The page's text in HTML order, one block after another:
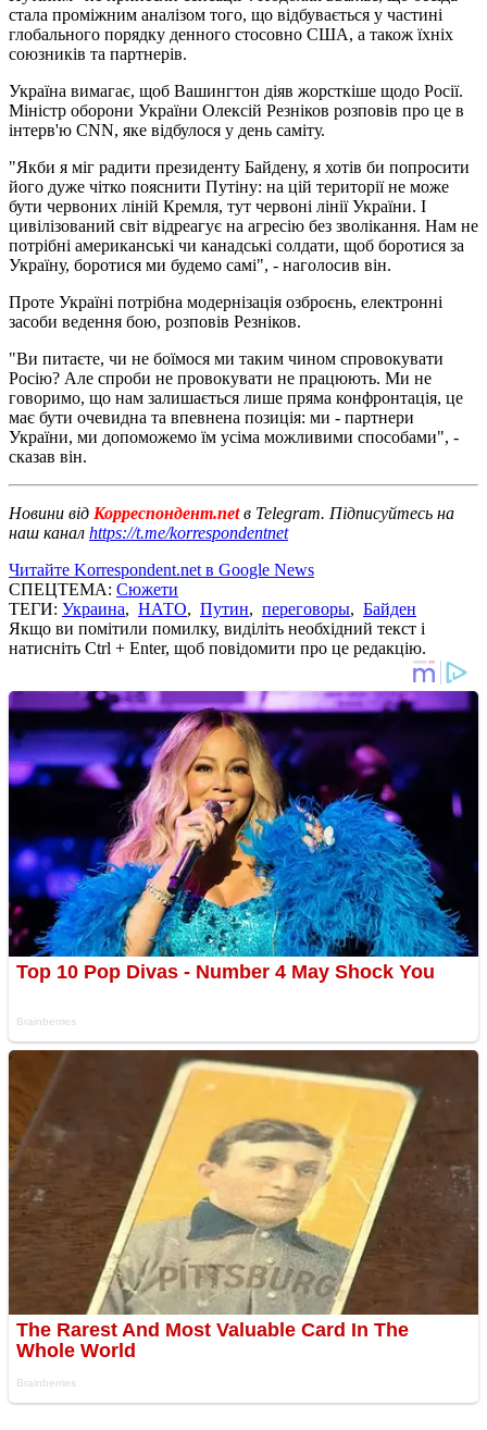
стала проміжним аналізом того, що відбувається у частині
глобального порядку денного стосовно США, а також їхніх
союзників та партнерів.
Україна вимагає, щоб Вашингтон діяв жорсткіше щодо Росії.
Міністр оборони України Олексій Резніков розповів про це в
інтерв'ю CNN, яке відбулося у день саміту.
"Якби я міг радити президенту Байдену, я хотів би попросити
його дуже чітко пояснити Путіну: на цій території не може
бути червоних ліній Кремля, тут червоні лінії України. І
цивілізований світ відреагує на агресію без зволікання. Нам не
потрібні американські чи канадські солдати, щоб боротися за
Україну, боротися ми будемо самі", - наголосив він.
Проте Україні потрібна модернізація озброєнь, електронні
засоби ведення бою, розповів Резніков.
"Ви питаєте, чи не боїмося ми таким чином спровокувати
Росію? Але спроби не провокувати не працюють. Ми не
говоримо, що нам залишається лише пряма конфронтація, це
має бути очевидна та впевнена позиція: ми - партнери
України, ми допоможемо їм усіма можливими способами", -
сказав він.
Новини від Корреспондент.netв Telegram. Підписуйтесь на
наш канал https://t.me/korrespondentnet
Читайте Korrespondent.net в Google News
СПЕЦТЕМА: Сюжети
ТЕГИ: Украина, НАТО, Путин, переговоры, Байден
Якщо ви помітили помилку, виділіть необхідний текст і
натисніть Ctrl + Enter, щоб повідомити про це редакцію.